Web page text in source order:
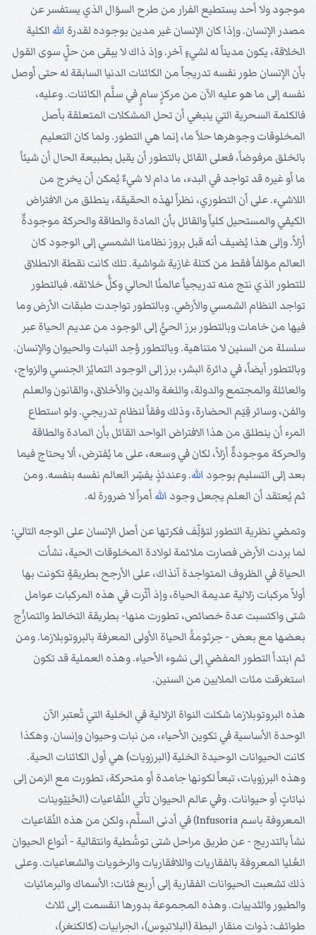
موجود ولا أحد يستطيع الفرار من طرح السؤال الذي يستفسر عن
مصدر الإنسان. وإذا كان الإنسان غير مدين بوجوده لقدرة الله الكلية
الخلاقة، يكون مديناً له لشيءٍ آخر. وإذ ذاك لا يبقى من حلٍّ سوى القول
بأن الإنسان طور نفسه تدريجاً من الكائنات الدنيا السابقة له حتى أوصل
نفسه إلى ما هو عليه الآن من مركزٍ سامٍ في سلَّم الكائنات. وعليه،
فالكلمة السحرية التي ينبغي أن تحل المشكلات المتعلقة بأصل
المخلوقات وجوهرها حلاً ما، إنما هي التطور. ولما كان التعليم
بالخلق مرفوضاً، فعلى القائل بالتطور أن يقبل بطبيعة الحال أن شيئاً
ما أو غيره قد تواجد في البدء، ما دام لا شيءٌ يُمكن أن يخرج من
اللاشيء. على أن التطوري، نظراً لهذه الحقيقة، ينطلق من الافتراض
الكيفي والمستحيل كلياً والقائل بأن المادة والطاقة والحركة موجودةٌ
أزلاً. وإلى هذا يُضيف أنه قبل بروز نظامنا الشمسي إلى الوجود كان
العالم مؤلفاً فقط من كتلة غازية شواشية. تلك كانت نقطة الانطلاق
للتطور الذي نتج منه تدريجياً عالمنُا الحالي وكلُّ خلائقه. فبالتطور
تواجد النظام الشمسي والأرضي. وبالتطور تواجدت طبقات الأرض وما
فيها من خامات وبالتطور برز الحيُّ إلى الوجود من عديم الحياة عبر
سلسلة من السنين لا متناهية. وبالتطور وُجد النبات والحيوان والإنسان.
وبالتطور أيضاً، في دائرة البشر، برز إلى الوجود التمايُز الجنسي والزواج،
والعائلة والمجتمع والدولة، واللغة والدين والأخلاق، والقانون والعلم
والفن، وسائر قِيَم الحضارة، وذلك وفقاً لنظامٍ تدريجي. ولو استطاع
المرء أن ينطلق من هذا الافتراض الواحد القائل بأن المادة والطاقة
والحركة موجودةٌ أزلاً، لكان في وسعه، على ما يُفترض، ألا يحتاج فيما
بعد إلى التسليم بوجود الله. وعندئذٍ يفسِّر العالم نفسه بنفسه. ومن
ثم يُعتقد أن العلم يجعل وجود الله أمراً لا ضرورة له.
وتمضي نظرية التطور لتؤلِّف فكرتها عن أصل الإنسان على الوجه التالي:
لما بردت الأرض فصارت ملائمة لولادة المخلوقات الحية، نشأت
الحياة في الظروف المتواجدة آنذاك، على الأرجح بطريقةٍ تكونت بها
أولاً مركبات زلالية عديمة الحياة، وإذ أثّرت في هذه المركبات عوامل
شتى واكتسبت عدة خصائص، تطورت منها- بطريقة التخالط والتمازُج
بعضها مع بعض - جرثومةُ الحياة الأولى المعرفة بالبروتوبلازما. ومن
ثم ابتدأ التطور المفضي إلى نشوء الأحياء. وهذه العملية قد تكون
استغرقت مئات الملايين من السنين.
هذه البروتوبلازما شكلت النواة الزلالية في الخلية التي تُعتبر الآن
الوحدة الأساسية في تكوين الأحياء، من نبات وحيوان وإنسان. وهكذا
كانت الحيوانات الوحيدة الخلية (البرزويات) هي أول الكائنات الحية.
وهذه البرزويات، تبعاً لكونها جامدة أو متحركة، تطورت مع الزمن إلى
نباتاتٍ أو حيوانات. وفي عالم الحيوان تأتي النُقاعيات (الحُيَيْوينات
المعروفة باسم Infusoria) في أدنى السلَّم، ولكن من هذه النُقاعيات
نشأ بالتدريج - عن طريق مراحل شتى توسُّطية وانتقالية - أنواع الحيوان
العُليا المعروفة بالفقاريات واللافقاريات والرخويات والشعاعيات. وعلى
ذلك تشعبت الحيوانات الفقارية إلى أربع فئات: الأسماك والبرمائيات
والطيور والثدييات. وهذه المجموعة بدورها انقسمت إلى ثلاث
طوائف: ذوات منقار البطة (البلاتبوس)، الجرابيات (كالكنغر)،